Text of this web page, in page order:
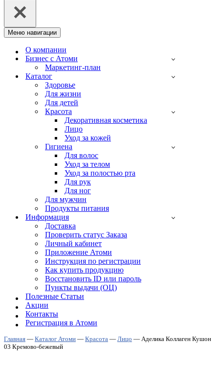
Меню навигации
О компании
Бизнес с Атоми
Маркетинг-план
Каталог
Здоровье
Для жизни
Для детей
Красота
Декоративная косметика
Лицо
Уход за кожей
Гигиена
Для волос
Уход за телом
Уход за полостью рта
Для рук
Для ног
Для мужчин
Продукты питания
Информация
Доставка
Проверить статус Заказа
Личный кабинет
Приложение Атоми
Инструкция по регистрации
Как купить продукцию
Восстановить ID или пароль
Пункты выдачи (ОЦ)
Полезные Статьи
Акции
Контакты
Регистрация в Атоми
Главная — Каталог Атоми — Красота — Лицо — Аделика Коллаген Кушон
03 Кремово-бежевый